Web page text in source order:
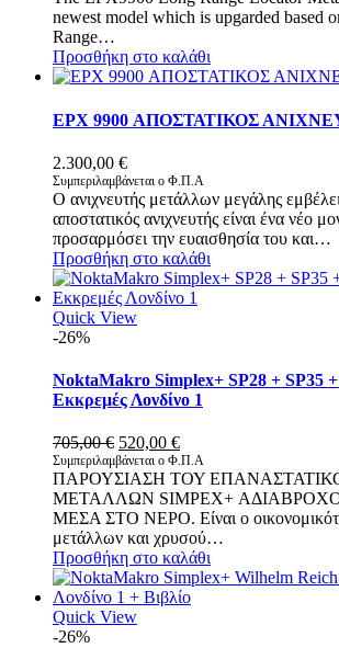
newest model which is upgarded based
Range…
Προσθήκη στο καλάθι
EPX 9900 ΑΠΟΣΤΑΤΙΚΟΣ
2.300,00 €
Συμπεριλαμβάνεται ο Φ.Π.Α
Ο ανιχνευτής μετάλλων μεγάλης
αποστατικός ανιχνευτής είναι ένα νέο
προσαρμόσει την ευαισθησία του και…
Προσθήκη στο καλάθι
Quick View
-26%
NoktaMakro Simplex+ SP28 + SP35
Εκκρεμές Λονδίνο 1
705,00€ Original
price
was:
705,00 €.
520,00 €Η
τρέχουσα
τιμή
είναι:
520,00 €.
Συμπεριλαμβάνεται ο Φ.Π.Α
ΠΑΡΟΥΣΙΑΣΗ ΤΟΥ
ΜΕΤΑΛΛΩΝ SIMPEX+
ΜΕΣΑ ΣΤΟ ΝΕΡΟ. Είναι ο
μετάλλων και χρυσού…
Προσθήκη στο καλάθι
Quick View
-26%